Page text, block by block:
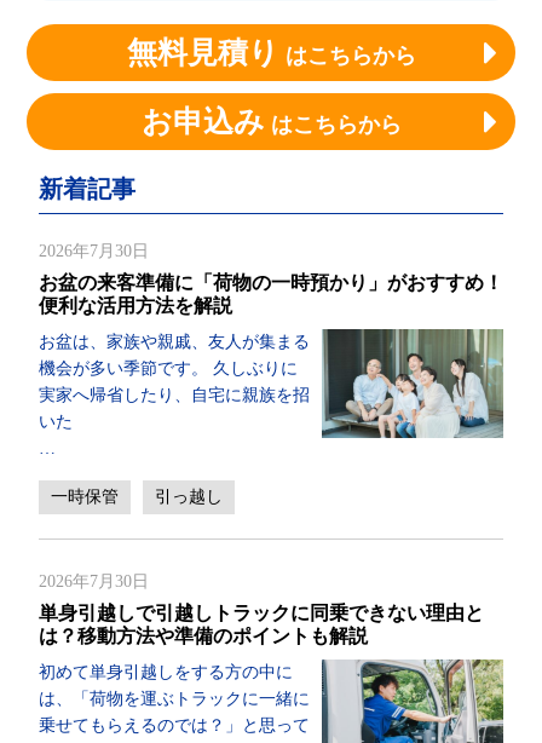
無料見積り はこちらから
お申込み はこちらから
新着記事
2026年7月30日
お盆の来客準備に「荷物の一時預かり」がおすすめ！
便利な活用方法を解説
お盆は、家族や親戚、友人が集まる
機会が多い季節です。 久しぶりに
実家へ帰省したり、自宅に親族を招
いた
…
一時保管 引っ越し
2026年7月30日
単身引越しで引越しトラックに同乗できない理由と
は？移動方法や準備のポイントも解説
初めて単身引越しをする方の中に
は、「荷物を運ぶトラックに一緒に
乗せてもらえるのでは？」と思って